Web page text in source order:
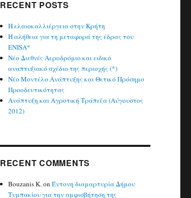
RECENT POSTS
Η ελαιοκαλλιέργεια στην Κρήτη
Η αλήθεια για τη μεταφορά της έδρας του
ENISA*
Νέο Διεθνές Αεροδρόμιο και ειδικό
αναπτυξιακό σχέδιο της περιοχής (*)
Νέο Μοντέλο Ανάπτυξης και Θετικό Πρόσημο
Προοδευτικότητας
Ανάπτυξη και Αγροτική Τράπεζα (Αύγουστος
2012)
RECENT COMMENTS
Bouzanis K.onΈντονη διαμαρτυρία Δήμου
Τυμπακίου για την αμφισβήτηση της